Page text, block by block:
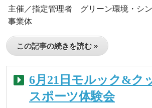
主催／指定管理者 グリーン環境・シ
事業体
この記事の続きを読む »
6月21日モルック&ク
スポーツ体験会